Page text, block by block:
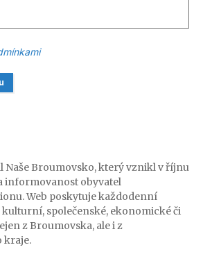
Naše Broumovsko, který vznikl v říjnu
informovanost obyvatel
Web poskytuje každodenní
společenské, ekonomické či
z Broumovska, ale i z
kraje.